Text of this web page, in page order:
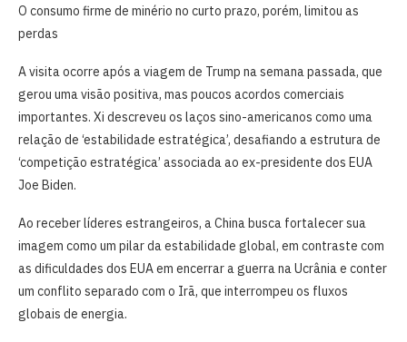
O consumo firme de minério no curto prazo, porém, limitou as
perdas
A visita ocorre após a viagem de Trump na semana passada, que
gerou uma visão positiva, mas poucos acordos comerciais
importantes. Xi descreveu os laços sino-americanos como uma
relação de ‘estabilidade estratégica’, desafiando a estrutura de
‘competição estratégica’ associada ao ex-presidente dos EUA
Joe Biden.
Ao receber líderes estrangeiros, a ‌China busca fortalecer sua
imagem como um pilar da ​estabilidade global, em contraste com
as dificuldades dos EUA em encerrar a guerra na Ucrânia e conter
um conflito separado com o Irã, que interrompeu os fluxos
globais de energia.